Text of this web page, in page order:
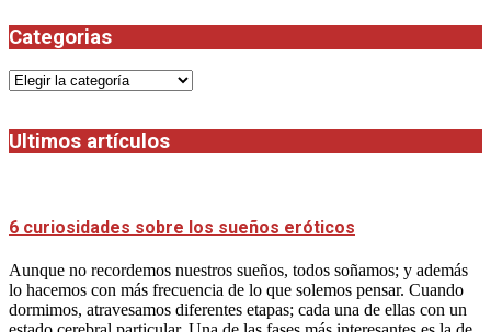
Categorias
Categorias
Ultimos artículos
6 curiosidades sobre los sueños eróticos
Aunque no recordemos nuestros sueños, todos soñamos; y además
lo hacemos con más frecuencia de lo que solemos pensar. Cuando
dormimos, atravesamos diferentes etapas; cada una de ellas con un